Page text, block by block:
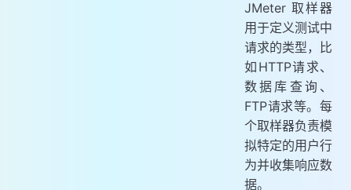
JMeter 取样器
用于定义测试中
请求的类型，比
如HTTP请求、
数据库查询、
FTP请求等。每
个取样器负责模
拟特定的用户行
为并收集响应数
据。